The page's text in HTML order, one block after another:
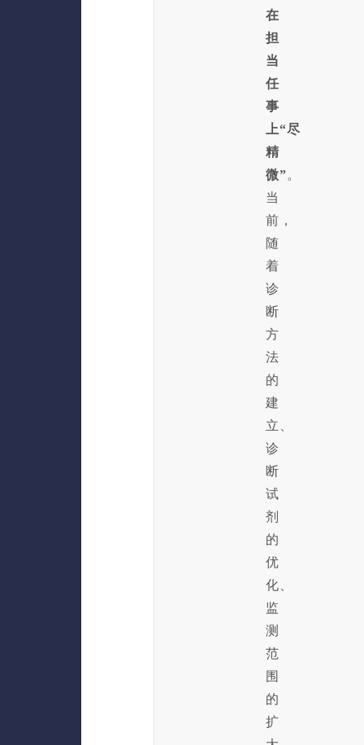
在
担
当
任
事
上“尽
精
微”。
当
前，
随
着
诊
断
方
法
的
建
立、
诊
断
试
剂
的
优
化、
监
测
范
围
的
扩